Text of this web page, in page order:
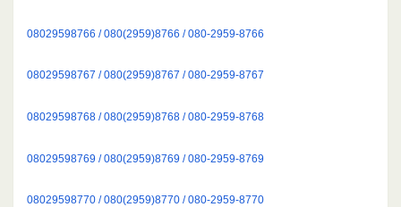
08029598766 / 080(2959)8766 / 080-2959-8766
08029598767 / 080(2959)8767 / 080-2959-8767
08029598768 / 080(2959)8768 / 080-2959-8768
08029598769 / 080(2959)8769 / 080-2959-8769
08029598770 / 080(2959)8770 / 080-2959-8770